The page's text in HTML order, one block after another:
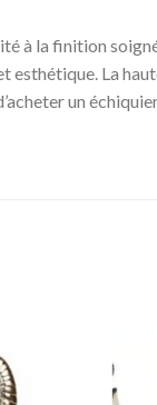
à la finition
La
un